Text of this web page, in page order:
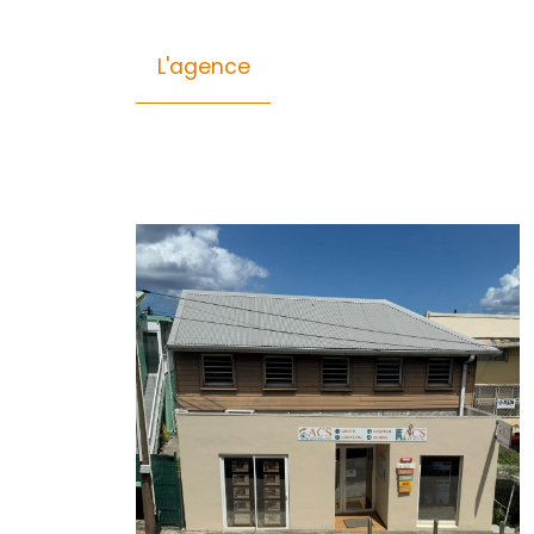
Général
Energie
CONTACTER
pour ce bien